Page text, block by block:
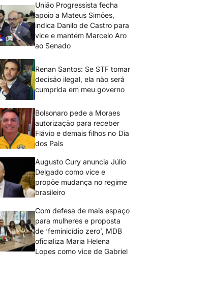
União Progressista fecha
apoio a Mateus Simões,
indica Danilo de Castro para
vice e mantém Marcelo Aro
ao Senado
Renan Santos: Se STF tomar
decisão ilegal, ela não será
cumprida em meu governo
Bolsonaro pede a Moraes
autorização para receber
Flávio e demais filhos no Dia
dos Pais
Augusto Cury anuncia Júlio
Delgado como vice e
propõe mudança no regime
brasileiro
Com defesa de mais espaço
para mulheres e proposta
de ‘feminicídio zero’, MDB
oficializa Maria Helena
Lopes como vice de Gabriel